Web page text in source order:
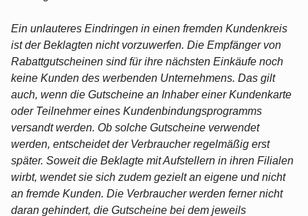
Ein unlauteres Eindringen in einen fremden Kundenkreis
ist der Beklagten nicht vorzuwerfen. Die Empfänger von
Rabattgutscheinen sind für ihre nächsten Einkäufe noch
keine Kunden des werbenden Unternehmens. Das gilt
auch, wenn die Gutscheine an Inhaber einer Kundenkarte
oder Teilnehmer eines Kundenbindungsprogramms
versandt werden. Ob solche Gutscheine verwendet
werden, entscheidet der Verbraucher regelmäßig erst
später. Soweit die Beklagte mit Aufstellern in ihren Filialen
wirbt, wendet sie sich zudem gezielt an eigene und nicht
an fremde Kunden. Die Verbraucher werden ferner nicht
daran gehindert, die Gutscheine bei dem jeweils